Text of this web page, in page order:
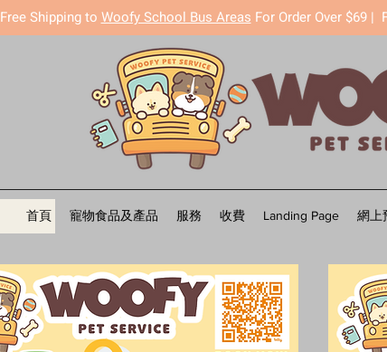
Free Shipping to Woofy School Bus Areas For Order Over $69 |
首頁 寵物食品及產品 服務 收費 Landing Page 網上